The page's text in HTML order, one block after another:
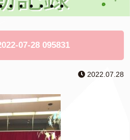
07-28 095831
2022.07.28